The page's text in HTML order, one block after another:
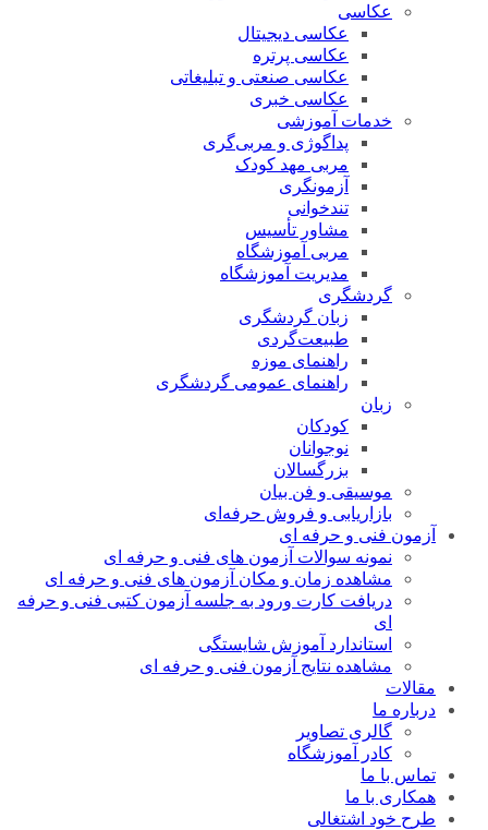
عکاسی
عکاسی دیجیتال
عکاسی پرتره
عکاسی صنعتی و تبلیغاتی
عکاسی خبری
خدمات آموزشی
پداگوژی و مربی‌گری
مربی مهد کودک
آزمونگری
تندخوانی
مشاور تأسیس
مربی آموزشگاه
مدیریت آموزشگاه
گردشگری
زبان گردشگری
طبیعت‌گردی
راهنمای موزه
راهنمای عمومی گردشگری
زبان
کودکان
نوجوانان
بزرگسالان
موسیقی و فن بیان
بازاریابی و فروش حرفه‌ای
آزمون فنی و حرفه ای
نمونه سوالات آزمون های فنی و حرفه ای
مشاهده زمان و مکان آزمون های فنی و حرفه ای
دریافت کارت ورود به جلسه آزمون کتبی فنی و حرفه
ای
استاندارد آموزش شایستگی
مشاهده نتایج آزمون فنی و حرفه ای
مقالات
درباره ما
گالری تصاویر
کادر آموزشگاه
تماس با ما
همکاری با ما
طرح خود اشتغالی